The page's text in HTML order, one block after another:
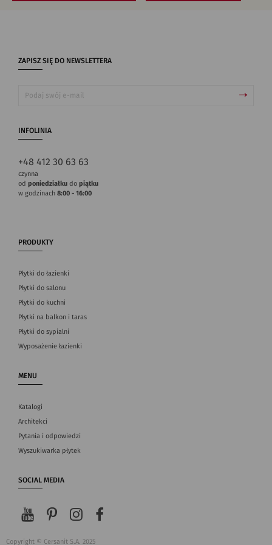
ZAPISZ SIĘ DO NEWSLETTERA
INFOLINIA
+48 412 30 63 63
czynna
od poniedziałku do piątku
w godzinach 8:00 - 16:00
PRODUKTY
Płytki do łazienki
Płytki do salonu
Płytki do kuchni
Płytki na balkon i taras
Płytki do sypialni
Wyposażenie łazienki
MENU
Katalogi
Architekci
Pytania i odpowiedzi
Wyszukiwarka płytek
SOCIAL MEDIA
Copyright © Cersanit S.A. 2025